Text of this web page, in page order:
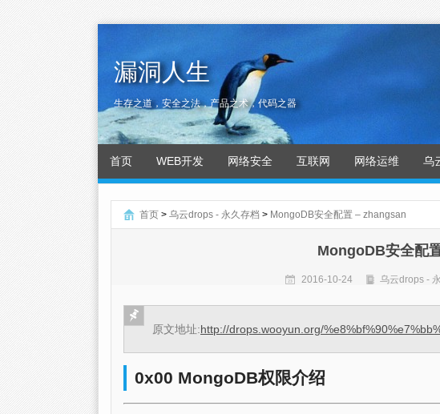
漏洞人生
生存之道，安全之法，产品之术，代码之器
首页 WEB开发 网络安全 互联网 网络运维 乌
首页 > 乌云drops - 永久存档 > MongoDB安全配置 – zhangsan
MongoDB安全配
2016-10-24 乌云drops -
原文地址:http://drops.wooyun.org/
0x00 MongoDB权限介绍